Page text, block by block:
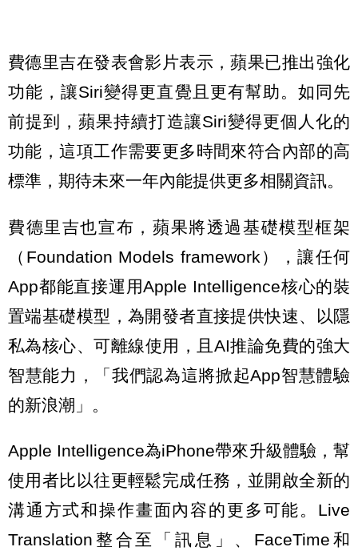
費德里吉在發表會影片表示，蘋果已推出強化
功能，讓Siri變得更直覺且更有幫助。如同先
前提到，蘋果持續打造讓Siri變得更個人化的
功能，這項工作需要更多時間來符合內部的高
標準，期待未來一年內能提供更多相關資訊。
費德里吉也宣布，蘋果將透過基礎模型框架
（Foundation Models framework），讓任何
App都能直接運用Apple Intelligence核心的裝
置端基礎模型，為開發者直接提供快速、以隱
私為核心、可離線使用，且AI推論免費的強大
智慧能力，「我們認為這將掀起App智慧體驗
的新浪潮」。
Apple Intelligence為iPhone帶來升級體驗，幫
使用者比以往更輕鬆完成任務，並開啟全新的
溝通方式和操作畫面內容的更多可能。Live
Translation整合至「訊息」、FaceTime和